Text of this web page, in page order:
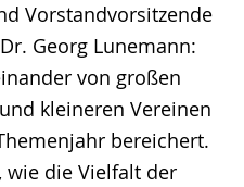
Vorstandvorsitzende
Georg Lunemann:
von großen
kleineren Vereinen
bereichert.
wie die Vielfalt der